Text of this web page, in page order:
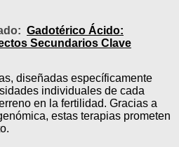
Gadotérico Ácido:
Secundarios Clave
diseñadas específicamente
individuales de cada
en la fertilidad. Gracias a
estas terapias prometen